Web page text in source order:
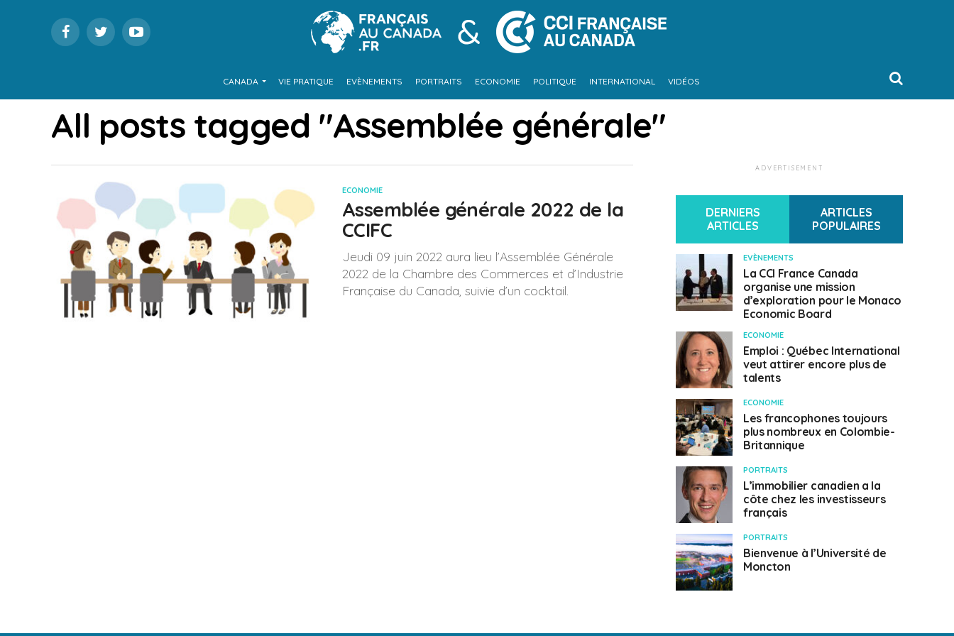
CANADA VIE PRATIQUE EVÈNEMENTS PORTRAITS ECONOMIE POLITIQUE INTERNATIONAL VIDÉOS
All posts tagged "Assemblée générale"
ECONOMIE
Assemblée générale 2022 de la
CCIFC
Jeudi 09 juin 2022 aura lieu l’Assemblée Générale
2022 de la Chambre des Commerces et d’Industrie
Française du Canada, suivie d’un cocktail.
ADVERTISEMENT
DERNIERS
ARTICLES
ARTICLES
POPULAIRES
EVÈNEMENTS
La CCI France Canada
organise une mission
d’exploration pour le Monaco
Economic Board
ECONOMIE
Emploi : Québec International
veut attirer encore plus de
talents
ECONOMIE
Les francophones toujours
plus nombreux en Colombie-
Britannique
PORTRAITS
L’immobilier canadien a la
côte chez les investisseurs
français
PORTRAITS
Bienvenue à l’Université de
Moncton